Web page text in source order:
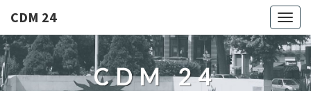
CDM 24
CDM 24